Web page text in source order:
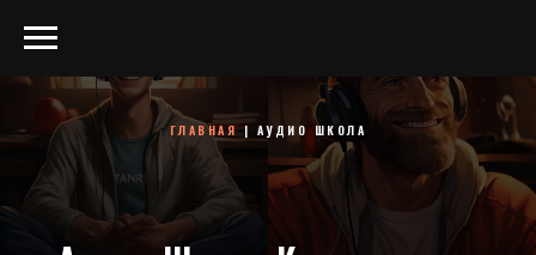
ГЛАВНАЯ| АУДИО ШКОЛА